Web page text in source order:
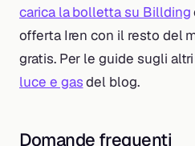
carica la bolletta su Billding
offerta Iren con il resto del
gratis. Per le guide sugli
luce e gasdel blog.
Domande frequenti